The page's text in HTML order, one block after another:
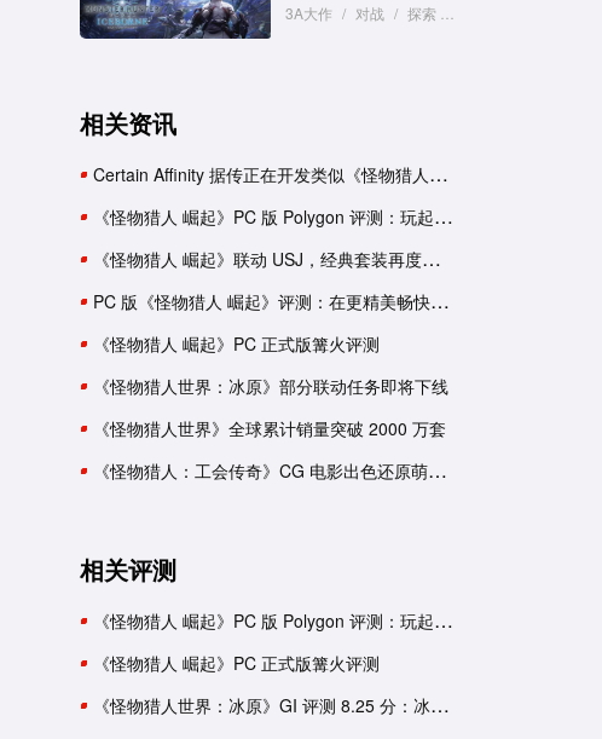
3A大作 / 对战 / 探索
相关资讯
Certain Affinity 据传正在开发类似《怪物猎人》 的 Xbox 独占新作
《怪物猎人 崛起》PC 版 Polygon 评测：玩起来依旧像 Switch 游戏
《怪物猎人 崛起》联动 USJ，经典套装再度登场
PC 版《怪物猎人 崛起》评测：在更精美畅快的 PC 平台尽情狩猎吧！
《怪物猎人 崛起》PC 正式版篝火评测
《怪物猎人世界：冰原》部分联动任务即将下线
《怪物猎人世界》全球累计销量突破 2000 万套
《怪物猎人：工会传奇》CG 电影出色还原萌新猎人的体验
相关评测
《怪物猎人 崛起》PC 版 Polygon 评测：玩起来依旧像 Switch 游戏
《怪物猎人 崛起》PC 正式版篝火评测
《怪物猎人世界：冰原》GI 评测 8.25 分：冰封冻原上的严峻挑战